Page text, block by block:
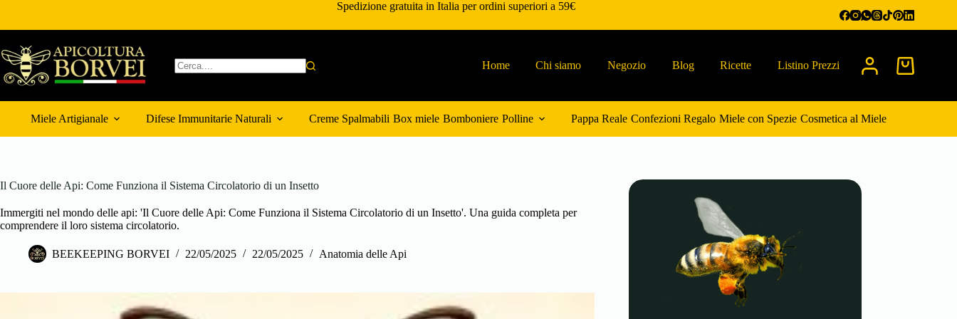
contenuto
Spedizione gratuita in Italia per ordini superiori a 59€
Home Chi siamo Negozio Blog Ricette Listino Prezzi Carrello
Miele Artigianale Difese Immunitarie Naturali Creme Spalmabili Box miele Bomboniere Polline Pappa Reale Confezioni Regalo Miele con Spezie Cosmetica al Miele
Il Cuore delle Api: Come Funziona il Sistema Circolatorio di un Insetto
Immergiti nel mondo delle api: 'Il Cuore delle Api: Come Funziona il Sistema Circolatorio di un Insetto'. Una guida completa per
comprendere il loro sistema circolatorio.
BEEKEEPING BORVEI 22/05/2025 22/05/2025 Anatomia delle Api